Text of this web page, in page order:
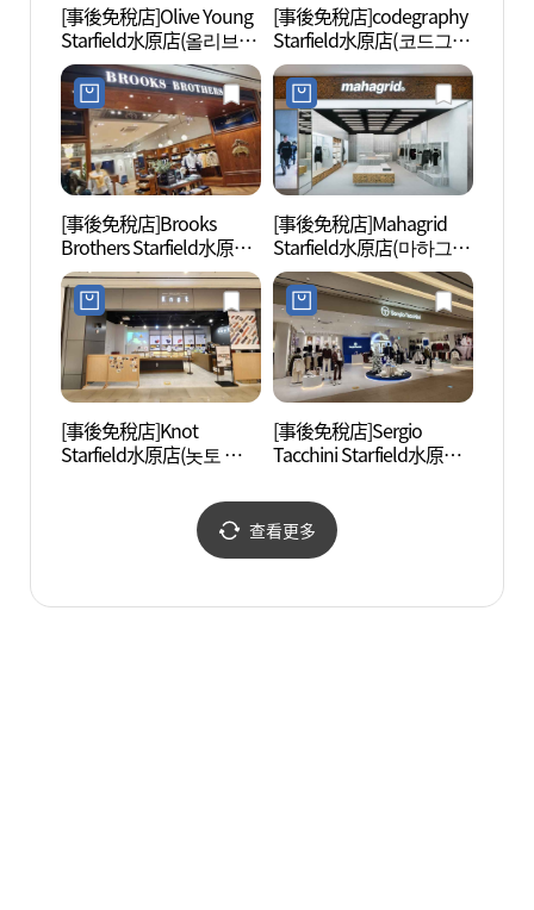
[事後免稅店]Olive Young
Starfield水原店(올리브영
스타필드수원점)
[事後免稅店]codegraphy
Starfield水原店(코드그라
피 스타필드 수원점)
[事後免稅店]Brooks
Brothers Starfield水原店
(브룩스브라더스 스타필
드 수원점)
[事後免稅店]Mahagrid
Starfield水原店(마하그리
드 스타필드 수원점)
[事後免稅店]Knot
Starfield水原店(놋토 스타
[事後免稅店]Sergio
Tacchini Starfield水原店
드 수원점)
查看更多